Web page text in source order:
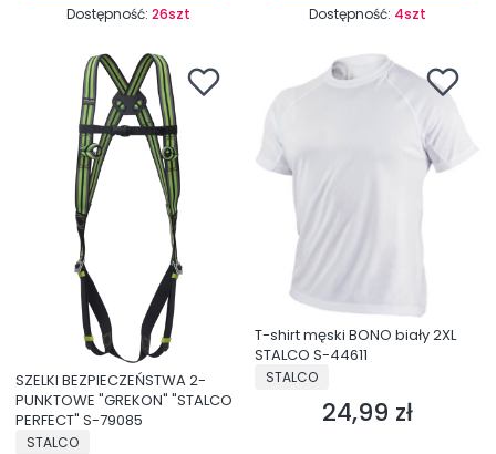
Dostępność: 26szt Dostępność: 4szt
SZELKI BEZPIECZEŃSTWA 2-
PUNKTOWE "GREKON" "STALCO
PERFECT" S-79085
PRODUCENT
STALCO
T-shirt męski BONO biały 2XL
STALCO S-44611
PRODUCENT
STALCO
Cena
24,99 zł